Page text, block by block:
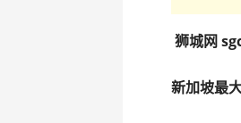
狮城网
新加坡最